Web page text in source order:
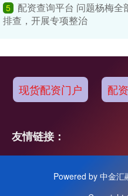
5
配资查询平台 问题杨梅
排查，开展专项整治
现货配资门户 配
友情链接：
Powered by 中金汇